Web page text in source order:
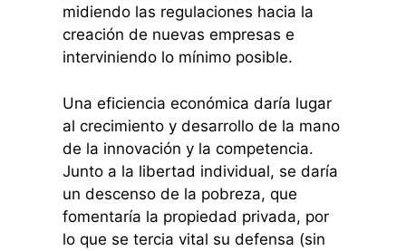
midiendo las regulaciones hacia la
creación de nuevas empresas e
interviniendo lo mínimo posible.
Una eficiencia económica daría lugar
al crecimiento y desarrollo de la mano
de la innovación y la competencia.
Junto a la libertad individual, se daría
un descenso de la pobreza, que
fomentaría la propiedad privada, por
lo que se tercia vital su defensa (sin